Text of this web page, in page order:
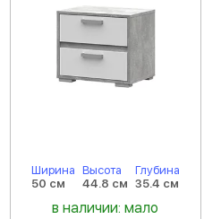
Ширина
50 см
Высота
44.8 см
Глубина
35.4 см
в наличии: мало